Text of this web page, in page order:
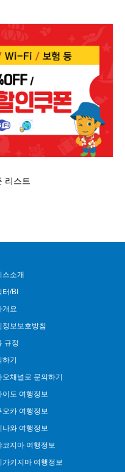
리스트
스소개
터/BI
개요
정보보호방침
규정
하기
오채널로 문의하기
이도 여행정보
오카 여행정보
나와 여행정보
코지마 여행정보
가키지마 여행정보